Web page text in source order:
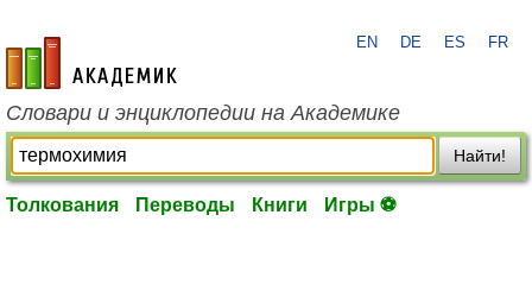
academic.ru
EN DE ES FR
Словари и энциклопедии на Академике
Найти!
Толкования Переводы Книги Игры ⚽